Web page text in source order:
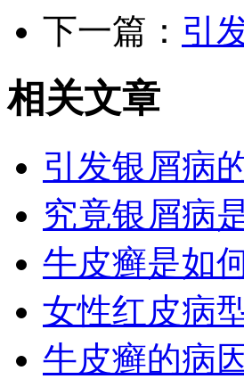
下一篇： 引
相关文章
引发银屑病
究竟银屑病
牛皮癣是如
女性红皮病
牛皮癣的病